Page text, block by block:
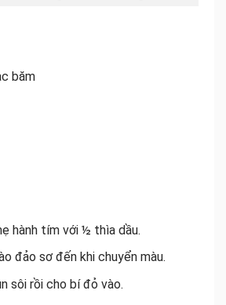
băm
hành tím với ½ thìa dầu.
đảo sơ đến khi chuyển màu.
sôi rồi cho bí đỏ vào.